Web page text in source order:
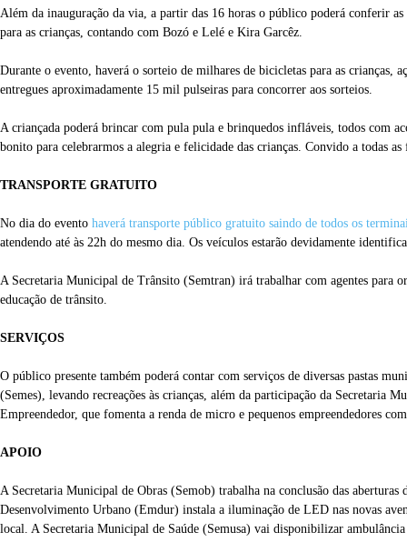
Além da inauguração da via, a partir das 16 horas o público poderá conferir as
para as crianças, contando com Bozó e Lelé e Kira Garcêz.
Durante o evento, haverá o sorteio de milhares de bicicletas para as
entregues aproximadamente 15 mil pulseiras para concorrer aos sorteios.
A criançada poderá brincar com pula pula e brinquedos infláveis, todos com
bonito para celebrarmos a alegria e felicidade das crianças. Convido a todas
TRANSPORTE GRATUITO
No dia do evento haverá transporte público gratuito saindo de todos os
atendendo até às 22h do mesmo dia. Os veículos estarão devidamente
A Secretaria Municipal de Trânsito (Semtran) irá trabalhar com agentes para
educação de trânsito.
SERVIÇOS
O público presente também poderá contar com serviços de diversas pastas
(Semes), levando recreações às crianças, além da participação da
Empreendedor, que fomenta a renda de micro e pequenos empreendedores
APOIO
A Secretaria Municipal de Obras (Semob) trabalha na conclusão das
Desenvolvimento Urbano (Emdur) instala a iluminação de LED nas novas
local. A Secretaria Municipal de Saúde (Semusa) vai disponibilizar ambulância